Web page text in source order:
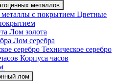
металлов
Цветные
Лом золота
Лом серебра
Техническое серебро
Корпуса часов
лом